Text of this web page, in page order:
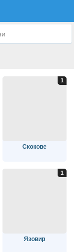
Скокове
Язовир